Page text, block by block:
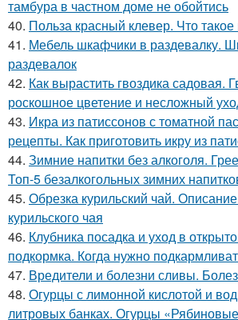
тамбура в частном доме не обойтись
40. Польза красный клевер. Что
41. Мебель шкафчики в раздевалку.
раздевалок
42. Как вырастить гвоздика садовая.
роскошное цветение и несложный
43. Икра из патиссонов с томатной
рецепты. Как приготовить икру из
44. Зимние напитки без алкоголя.
Топ-5 безалкогольных зимних
45. Обрезка курильский чай.
курильского чая
46. Клубника посадка и уход в
подкормка. Когда нужно
47. Вредители и болезни сливы.
48. Огурцы с лимонной кислотой и
литровых банках. Огурцы